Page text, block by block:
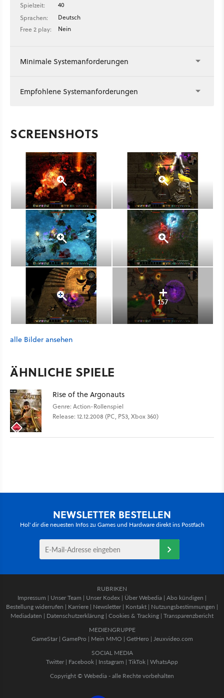
Spielzeit:
40
Sprachen:
Deutsch
Free 2 play:
Nein
Minimale Systemanforderungen
Empfohlene Systemanforderungen
SCREENSHOTS
157
alle Bilder ansehen
ÄHNLICHE SPIELE
Rise of the Argonauts
Genre: Action-Rollenspiel
Release: 12.12.2008 (PC, PS3, Xbox 360)
NEWSLETTER BESTELLEN
Hol' dir die neuesten Infos zu Games und Hardware direkt ins Postfach
RUBRIKEN
Impressum | Unser Team | Unser Kodex | Über Webedia | Abo kündigen |
Bestellung widerrufen | Karriere | Newsletter | Kontakt | Nutzungsbestimmungen |
Mediadaten | Datenschutzerklärung | Cookies & Tracking | Transparenzbericht
MEDIENGRUPPE
GameStar| GamePro | Mein MMO | GetHero | Jeuxvideo.com
SOCIAL MEDIA
Twitter | Facebook | Instagram | TikTok | WhatsApp
Copyright © Webedia - alle Rechte vorbehalten